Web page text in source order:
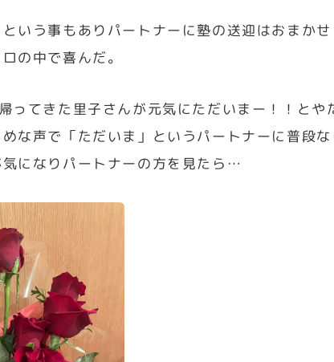
いう事もありパートナーに塾の送迎はおまか
の中で喜んだ。
ってきた里子さんが元気にただいまー！！と
な声で「ただいま」というパートナーに普段
になりパートナーの方を見たら…